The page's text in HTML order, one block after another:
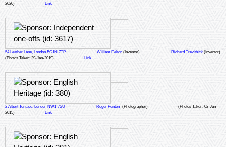
2020)
Link
54 Leather Lane, London EC1N 7TP William Felton (Inventor) Richard Trevithick (Inventor)
(Photos Taken: 29-Jan-2019)
Link
2 Albert Terrace, London NW1 7SU Roger Fenton (Photographer)
(Photos Taken: 02-Jun-
2015)
Link